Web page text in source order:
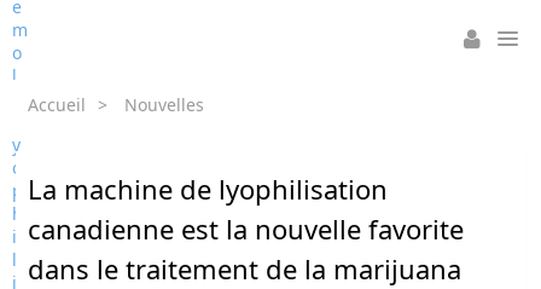
Accueil > Nouvelles
La machine de lyophilisation
canadienne est la nouvelle favorite
dans le traitement de la marijuana